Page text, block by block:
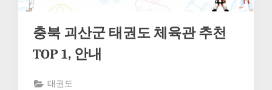
충북 괴산군 태권도 체육관 추천
TOP 1, 안내
태권도